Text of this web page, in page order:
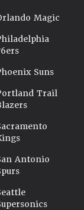
Magic
Suns
Trail
Antonio